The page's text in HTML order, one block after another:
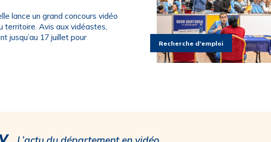
lance un grand concours vidéo
territoire. Avis aux vidéastes,
jusqu’au 17 juillet pour
Recherche d'emploi